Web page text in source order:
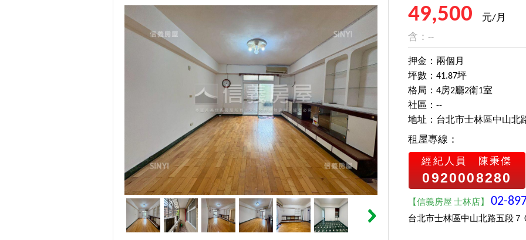
49,500
元/月
含：--
押金：兩個月
坪數：41.87坪
格局：4房2廳2衛1室
社區：--
地址：台北市士林區中山北
租屋專線：
經紀人員 陳秉傑
0920008280
【信義房屋 士林店】02-
台北市士林區中山北路五段７